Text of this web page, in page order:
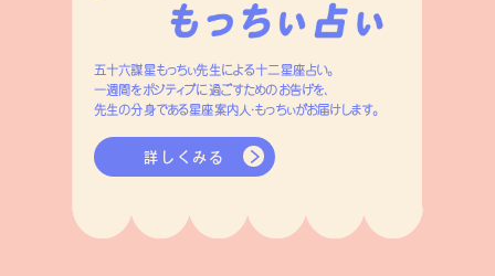
五十六謀星もっちぃ先生による十二星座占い。
一週間をポジティブに過ごすためのお告げを、
先生の分身である星座案内人・もっちぃがお届けします。
詳しくみる